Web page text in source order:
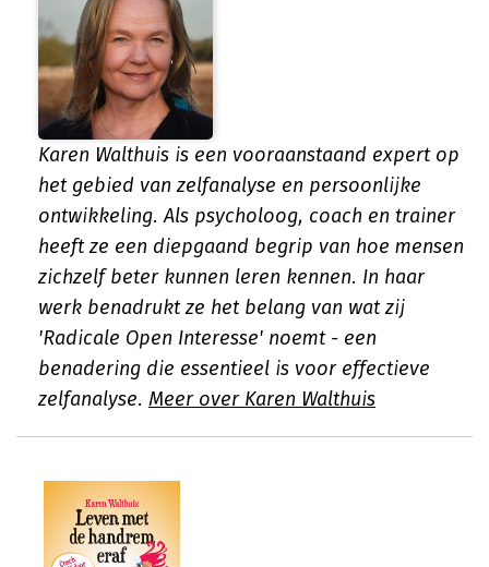
Karen Walthuis is een vooraanstaand expert op
het gebied van zelfanalyse en persoonlijke
ontwikkeling. Als psycholoog, coach en trainer
heeft ze een diepgaand begrip van hoe mensen
zichzelf beter kunnen leren kennen. In haar
werk benadrukt ze het belang van wat zij
'Radicale Open Interesse' noemt - een
benadering die essentieel is voor effectieve
zelfanalyse. Meer over Karen Walthuis